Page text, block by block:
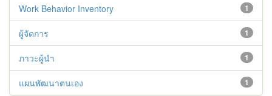
1
Work Behavior Inventory
1
ผู้จัดการ
1
ภาวะผู้นำ
1
แผนพัฒนาตนเอง